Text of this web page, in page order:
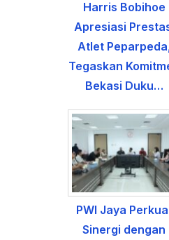
Harris Bobihoe
Apresiasi
Atlet
Tegaskan
Bekasi Duku…
PWI Jaya
Sinergi dengan